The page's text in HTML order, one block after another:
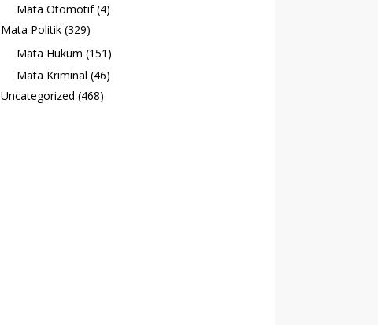
Mata Otomotif(4)
Mata Politik (329)
Mata Hukum (151)
Mata Kriminal (46)
Uncategorized (468)